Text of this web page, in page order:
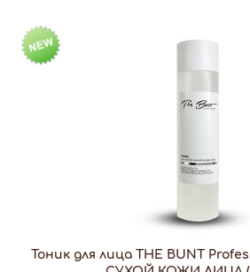
Тоник для лица THE BUNT